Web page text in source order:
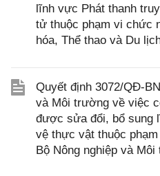
lĩnh vực Phát thanh
tử thuộc phạm vi chức
hóa, Thể thao và Du
Quyết định 3072/QĐ-
và Môi trường về việc
được sửa đổi, bổ sung
vệ thực vật thuộc
Bộ Nông nghiệp và